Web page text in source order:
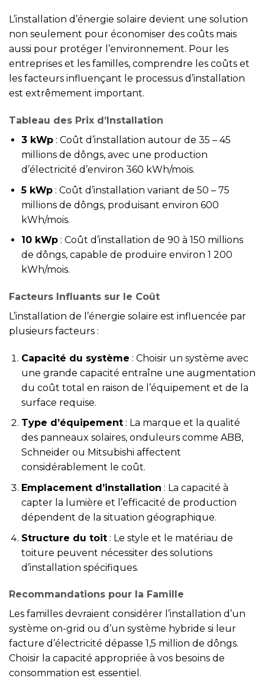
L’installation d’énergie solaire devient une solution
non seulement pour économiser des coûts mais
aussi pour protéger l’environnement. Pour les
entreprises et les familles, comprendre les coûts et
les facteurs influençant le processus d’installation
est extrêmement important.
Tableau des Prix d’Installation
3 kWp: Coût d’installation autour de 35 – 45
millions de dôngs, avec une production
d’électricité d’environ 360 kWh/mois.
5 kWp: Coût d’installation variant de 50 – 75
millions de dôngs, produisant environ 600
kWh/mois.
10 kWp: Coût d’installation de 90 à 150 millions
de dôngs, capable de produire environ 1 200
kWh/mois.
Facteurs Influants sur le Coût
L’installation de l’énergie solaire est influencée par
plusieurs facteurs :
Capacité du système : Choisir un système avec
une grande capacité entraîne une augmentation
du coût total en raison de l’équipement et de la
surface requise.
Type d’équipement: La marque et la qualité
des panneaux solaires, onduleurs comme ABB,
Schneider ou Mitsubishi affectent
considérablement le coût.
Emplacement d’installation : La capacité à
capter la lumière et l’efficacité de production
dépendent de la situation géographique.
Structure du toit: Le style et le matériau de
toiture peuvent nécessiter des solutions
d’installation spécifiques.
Recommandations pour la Famille
Les familles devraient considérer l’installation d’un
système on-grid ou d’un système hybride si leur
facture d’électricité dépasse 1,5 million de dôngs.
Choisir la capacité appropriée à vos besoins de
consommation est essentiel.